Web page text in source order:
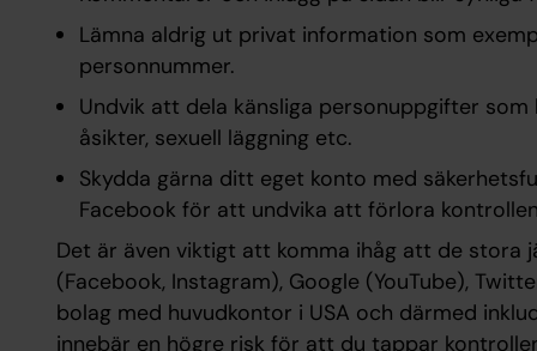
Lämna aldrig ut privat information som
personnummer.
Undvik att dela känsliga personuppgifter
åsikter, sexuell läggning etc.
Skydda gärna ditt eget konto med
Facebook för att undvika att förlora
Det är även viktigt att komma ihåg att de stora
(Facebook, Instagram), Google (YouTube),
bolag med huvudkontor i USA och därmed
innebär en högre risk för att du tappar